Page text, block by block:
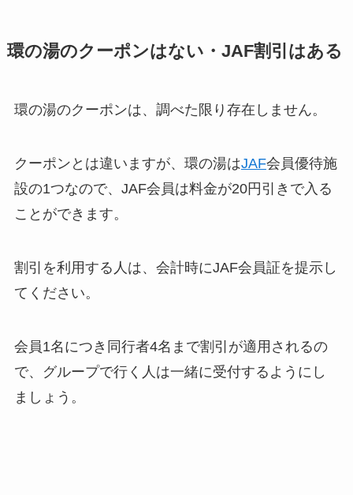
環の湯のクーポンはない・JAF割引はある
環の湯のクーポンは、調べた限り存在しません。
クーポンとは違いますが、環の湯はJAF会員優待施
設の1つなので、JAF会員は料金が20円引きで入る
ことができます。
割引を利用する人は、会計時にJAF会員証を提示し
てください。
会員1名につき同行者4名まで割引が適用されるの
で、グループで行く人は一緒に受付するようにし
ましょう。